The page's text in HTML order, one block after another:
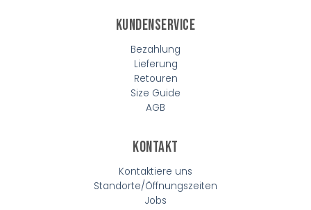
Kundenservice
Bezahlung
Lieferung
Retouren
Size Guide
AGB
Kontakt
Kontaktiere uns
Standorte/Öffnungszeiten
Jobs